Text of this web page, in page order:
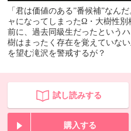
「君は価値のある”番候補”なん
ャになってしまったΩ・大樹性
前に、過去同級生だったという
樹はまったく存在を覚えていな
を望む滝沢を警戒するが？
試し読みする
購入する